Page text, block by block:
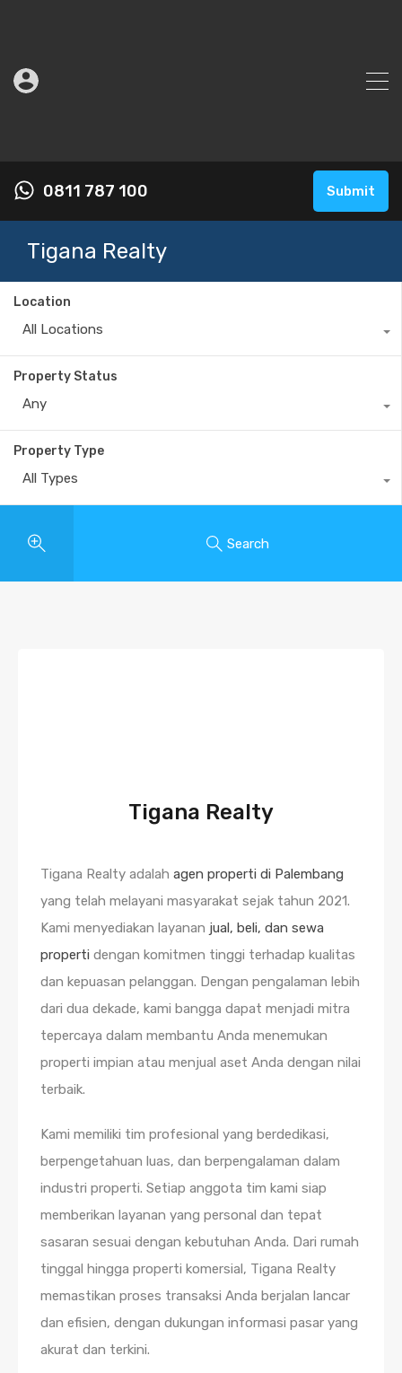
0811 787 100 Submit
Tigana Realty
Location
All Locations
Property Status
Any
Property Type
All Types
Search
Tigana Realty
Tigana Realty adalah agen properti di Palembang
yang telah melayani masyarakat sejak tahun 2021.
Kami menyediakan layanan jual, beli, dan sewa
properti dengan komitmen tinggi terhadap kualitas
dan kepuasan pelanggan. Dengan pengalaman lebih
dari dua dekade, kami bangga dapat menjadi mitra
tepercaya dalam membantu Anda menemukan
properti impian atau menjual aset Anda dengan nilai
terbaik.
Kami memiliki tim profesional yang berdedikasi,
berpengetahuan luas, dan berpengalaman dalam
industri properti. Setiap anggota tim kami siap
memberikan layanan yang personal dan tepat
sasaran sesuai dengan kebutuhan Anda. Dari rumah
tinggal hingga properti komersial, Tigana Realty
memastikan proses transaksi Anda berjalan lancar
dan efisien, dengan dukungan informasi pasar yang
akurat dan terkini.